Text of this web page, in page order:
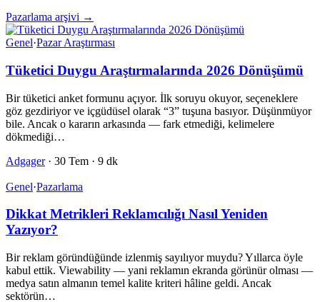
Pazarlama arşivi →
Genel·Pazar Araştırması
Tüketici Duygu Araştırmalarında 2026 Dönüşümü
Bir tüketici anket formunu açıyor. İlk soruyu okuyor, seçeneklere
göz gezdiriyor ve içgüdüsel olarak “3” tuşuna basıyor. Düşünmüyor
bile. Ancak o kararın arkasında — fark etmediği, kelimelere
dökmediği…
Adgager · 30 Tem · 9 dk
Genel·Pazarlama
Dikkat Metrikleri Reklamcılığı Nasıl Yeniden
Yazıyor?
Bir reklam göründüğünde izlenmiş sayılıyor muydu? Yıllarca öyle
kabul ettik. Viewability — yani reklamın ekranda görünür olması —
medya satın almanın temel kalite kriteri hâline geldi. Ancak
sektörün…